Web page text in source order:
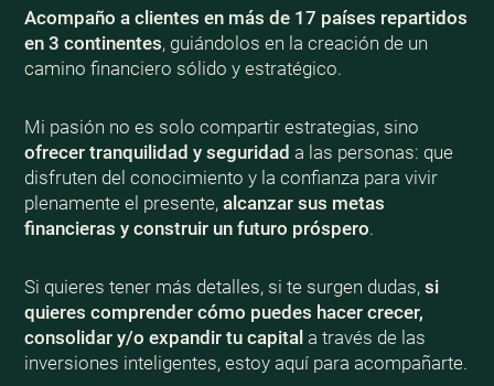
Acompaño a clientes en más de 17 países repartidos
en 3 continentes, guiándolos en la creación de un
camino financiero sólido y estratégico.
Mi pasión no es solo compartir estrategias, sino
ofrecer tranquilidad y seguridad a las personas: que
disfruten del conocimiento y la confianza para vivir
plenamente el presente, alcanzar sus metas
financieras y construir un futuro próspero.
Si quieres tener más detalles, si te surgen dudas, si
quieres comprender cómo puedes hacer crecer,
consolidar y/o expandir tu capitala través de las
inversiones inteligentes, estoy aquí para acompañarte.